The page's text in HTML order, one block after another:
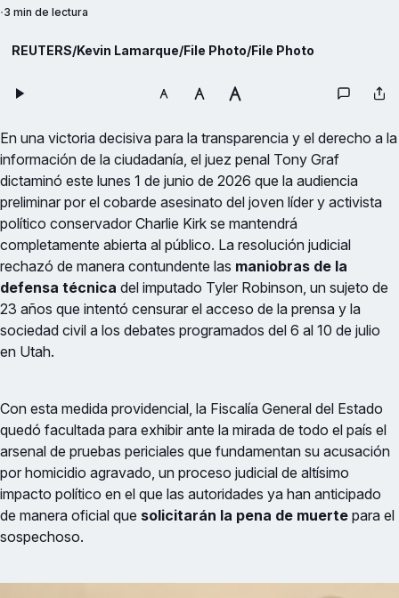
3 min de lectura
REUTERS/Kevin Lamarque/File Photo/File Photo
En una victoria decisiva para la transparencia y el derecho a la
información de la ciudadanía, el juez penal Tony Graf
dictaminó este lunes 1 de junio de 2026 que la audiencia
preliminar por el cobarde asesinato del joven líder y activista
político conservador Charlie Kirk se mantendrá
completamente abierta al público. La resolución judicial
rechazó de manera contundente las maniobras de la
defensa técnica del imputado Tyler Robinson, un sujeto de
23 años que intentó censurar el acceso de la prensa y la
sociedad civil a los debates programados del 6 al 10 de julio
en Utah.
Con esta medida providencial, la Fiscalía General del Estado
quedó facultada para exhibir ante la mirada de todo el país el
arsenal de pruebas periciales que fundamentan su acusación
por homicidio agravado, un proceso judicial de altísimo
impacto político en el que las autoridades ya han anticipado
de manera oficial que solicitarán la pena de muerte para el
sospechoso.